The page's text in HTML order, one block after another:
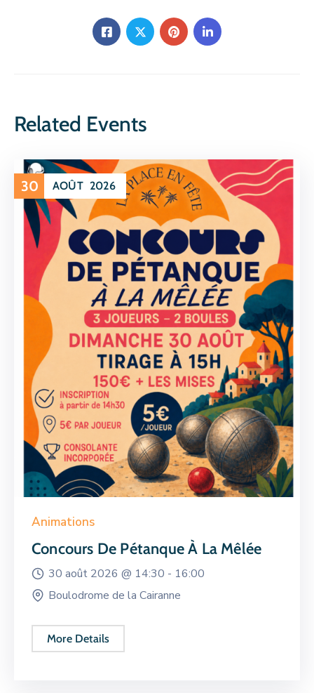
Related Events
30 AOÛT 2026
Animations
Concours De Pétanque À La Mêlée
30 août 2026 @ 14:30 - 16:00
Boulodrome de la Cairanne
More Details